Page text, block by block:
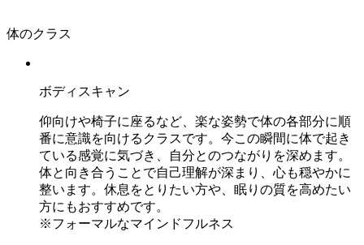
体のクラス
ボディスキャン
仰向けや椅子に座るなど、楽な姿勢で体の各部分に順
番に意識を向けるクラスです。今この瞬間に体で起き
ている感覚に気づき、自分とのつながりを深めます。
体と向き合うことで自己理解が深まり、心も穏やかに
整います。休息をとりたい方や、眠りの質を高めたい
方にもおすすめです。
※フォーマルなマインドフルネス